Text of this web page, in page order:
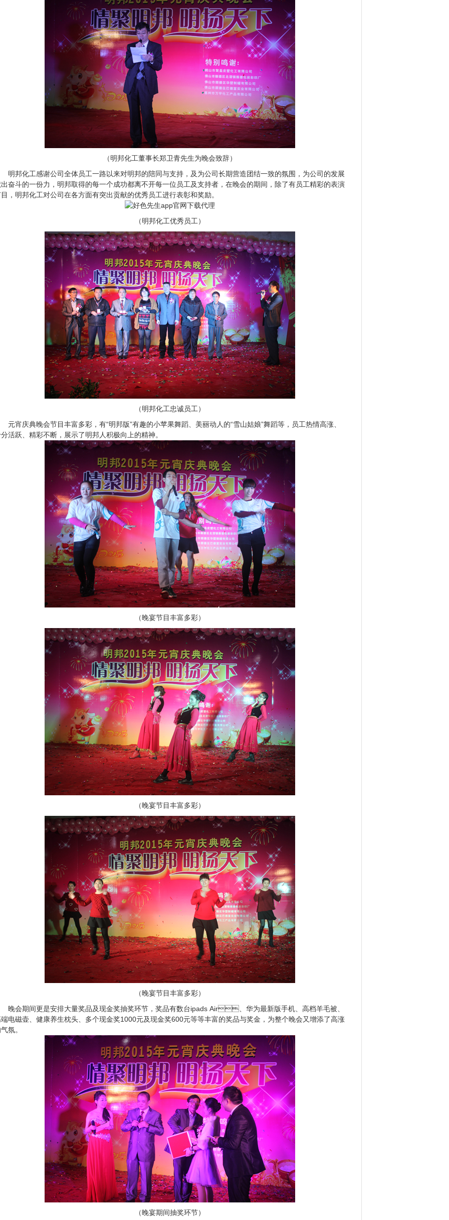
（明邦化工董事长郑卫青先生为晚会致辞）
化工感谢公司全体员工一路以来对明邦的陪同与支持，及为公司长期营造团结一致的氛围，为公司的发展
奋斗的一份力，明邦取得的每一个成功都离不开每一位员工及支持者，在晚会的期间，除了有员工精彩的表演
，明邦化工对公司在各方面有突出贡献的优秀员工进行表彰和奖励。
（明邦化工优秀员工）
（明邦化工忠诚员工）
庆典晚会节目丰富多彩，有“明邦版”有趣的小苹果舞蹈、美丽动人的“雪山姑娘”舞蹈等，员工热情高涨、
活跃、精彩不断，展示了明邦人积极向上的精神。
（晚宴节目丰富多彩）
（晚宴节目丰富多彩）
（晚宴节目丰富多彩）
期间更是安排大量奖品及现金奖抽奖环节，奖品有数台ipads Air、华为最新版手机、高档羊毛被、
电磁壶、健康养生枕头、多个现金奖1000元及现金奖600元等等丰富的奖品与奖金，为整个晚会又增添了高涨
氛。
（晚宴期间抽奖环节）